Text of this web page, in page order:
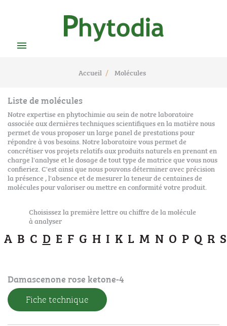

Accueil Molécules
Liste de molécules
Notre expertise en phytochimie au sein de notre laboratoire
associée aux dernières techniques scientifiques en la matière nous
permet de vous proposer un large panel de prestations pour
répondre à vos besoins. Notre laboratoire vous permet de
concrétiser vos projets relatifs aux produits naturels en prenant en
charge l'analyse et le dosage de tout type de matrice que vous nous
confieriez. C'est ainsi que nous pouvons déterminer avec précision
la présence , l'absence et de mesurer la teneur de centaines de
molécules pour valoriser ou mettre en conformité votre produit.
Choisissez la première lettre ou chiffre de la molécule
à analyser
A B C D E F G H I K L M N O P Q R S
Damascenone rose ketone-4
Fiche technique